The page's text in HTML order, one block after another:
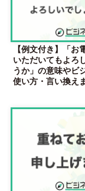
【例文付き】「お
いただいてもよろ
うか」の意味やビ
使い方・言い換え